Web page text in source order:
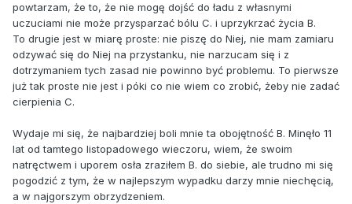
powtarzam, że to, że nie mogę dojść do ładu z własnymi
uczuciami nie może przysparzać bólu C. i uprzykrzać życia B.
To drugie jest w miarę proste: nie piszę do Niej, nie mam zamiaru
odzywać się do Niej na przystanku, nie narzucam się i z
dotrzymaniem tych zasad nie powinno być problemu. To pierwsze
już tak proste nie jest i póki co nie wiem co zrobić, żeby nie zadać
cierpienia C.
Wydaje mi się, że najbardziej boli mnie ta obojętność B. Minęło 11
lat od tamtego listopadowego wieczoru, wiem, że swoim
natręctwem i uporem osła zraziłem B. do siebie, ale trudno mi się
pogodzić z tym, że w najlepszym wypadku darzy mnie niechęcią,
a w najgorszym obrzydzeniem.